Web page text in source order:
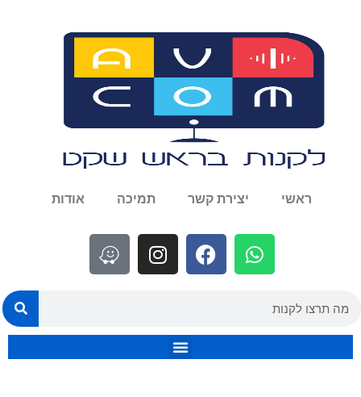
ראשי יצירת קשר תמיכה אודות